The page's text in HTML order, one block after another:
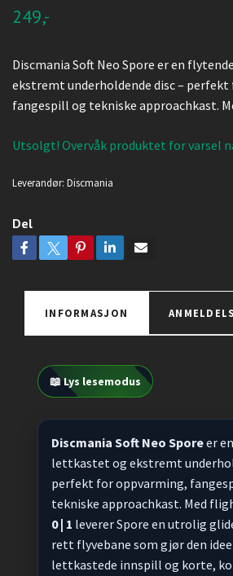
249,-
Discmania Soft Neo Spore er en
ekstremt underholdende disc –
fangespill og tekniske approachkast.
Utsolgt! Overvåk produktet for varsel
Leverandør: Discmania
Del
INFORMASJON
📖 Lys lesemodus
Discmania Soft Neo Sporeer
lettkastet og ekstremt
perfekt for oppvarming,
tekniske approachkast. Med
0 | 1 leverer Spore en utrolig
rett flyvebane som gjør den
lettkastede innspill og korte,